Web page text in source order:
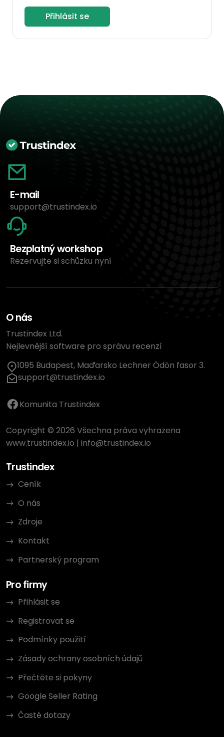
Přihlásit se
E-mail
support@trustindex.io
Bezplatný workshop
Rezervujte si schůzku nyní
O nás
Trustindex Ltd.
Nejlevnější software pro správu recenzí
1095 Budapest, Maďarsko Lechner Ödön fasor 3.
support@trustindex.io
Komunita Trustindex
Copyright © 2026 Všechna práva vyhrazena
www.trustindex.io | info@trustindex.io
Trustindex
Ceník
O nás
Zdroje
Kontakt
Partnerský program
Pro firmy
Přihlásit se
Registrovat se
Podmínky použití
Zásady ochrany osobních údajů
Přečtěte si pokyny
Google Seller Rating
Časté dotazy